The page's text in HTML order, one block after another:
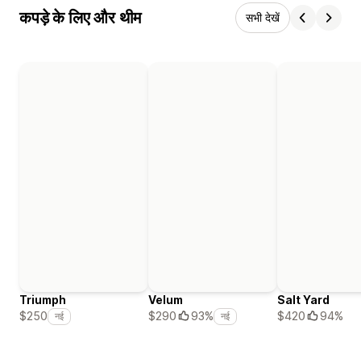
कपड़े के लिए और थीम सभी देखें
Triumph
$250
नई
Velum
$290
93% नई
Salt Yard
$420
94%